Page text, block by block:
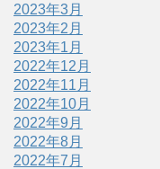
2023年3月
2023年2月
2023年1月
2022年12月
2022年11月
2022年10月
2022年9月
2022年8月
2022年7月